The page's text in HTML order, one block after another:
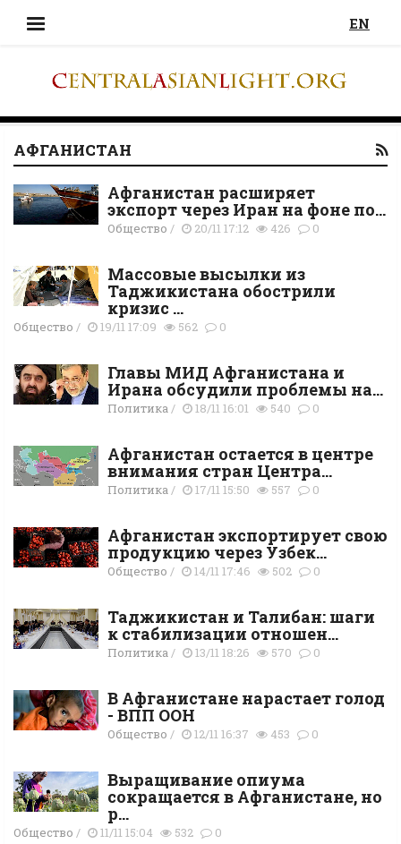
EN
АФГАНИСТАН
Афганистан расширяет
экспорт через Иран на фоне по...
Общество / 20/11 17:12 426 0
Массовые высылки из
Таджикистана обострили
кризис ...
Общество / 19/11 17:09 562 0
Главы МИД Афганистана и
Ирана обсудили проблемы на...
Политика/ 18/11 16:01 540 0
Афганистан остается в центре
внимания стран Центра...
Политика/ 17/11 15:50 557 0
Афганистан экспортирует свою
продукцию через Узбек...
Общество / 14/11 17:46 502 0
Таджикистан и Талибан: шаги
к стабилизации отношен...
Политика/ 13/11 18:26 570 0
В Афганистане нарастает голод
- ВПП ООН
Общество / 12/11 16:37 453 0
Выращивание опиума
сокращается в Афганистане, но
р...
Общество / 11/11 15:04 532 0